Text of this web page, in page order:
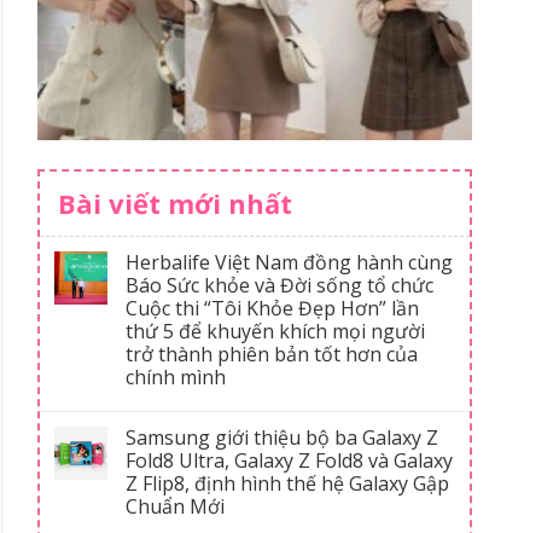
Bài viết mới nhất
Herbalife Việt Nam đồng hành cùng
Báo Sức khỏe và Đời sống tổ chức
Cuộc thi “Tôi Khỏe Đẹp Hơn” lần
thứ 5 để khuyến khích mọi người
trở thành phiên bản tốt hơn của
chính mình
Samsung giới thiệu bộ ba Galaxy Z
Fold8 Ultra, Galaxy Z Fold8 và Galaxy
Z Flip8, định hình thế hệ Galaxy Gập
Chuẩn Mới